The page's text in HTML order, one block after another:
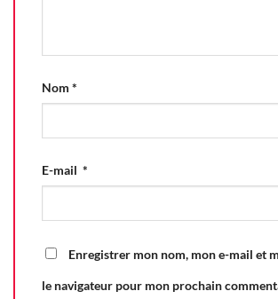
Nom *
E-mail *
Enregistrer mon nom, mon e-mail et
le navigateur pour mon prochain